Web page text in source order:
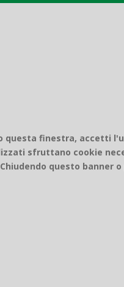
questa finestra, accetti
sfruttano cookie
Chiudendo questo banner